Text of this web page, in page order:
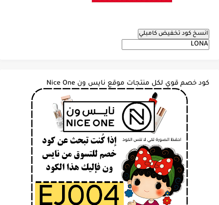
انسخ كود تخفيض كامبلي
كود خصم قوي لكل منتجات موقع نايس ون Nice One